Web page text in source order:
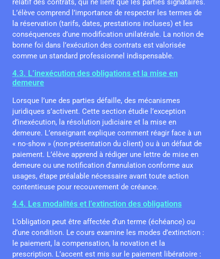
relatif des contrats, qui ne lient que les parties signataires.
L’élève comprend l’importance de respecter les termes de
la réservation (tarifs, dates, prestations incluses) et les
conséquences d’une modification unilatérale. La notion de
bonne foi dans l’exécution des contrats est valorisée
comme un standard professionnel indispensable.
4.3. L’inexécution des obligations et la mise en
demeure
Lorsque l’une des parties défaille, des mécanismes
juridiques s’activent. Cette section étudie l’exception
d’inexécution, la résolution judiciaire et la mise en
demeure. L’enseignant explique comment réagir face à un
« no-show » (non-présentation du client) ou à un défaut de
paiement. L’élève apprend à rédiger une lettre de mise en
demeure ou une notification d’annulation conforme aux
usages, étape préalable nécessaire avant toute action
contentieuse pour recouvrement de créance.
4.4. Les modalités et l’extinction des obligations
L’obligation peut être affectée d’un terme (échéance) ou
d’une condition. Le cours examine les modes d’extinction :
le paiement, la compensation, la novation et la
prescription. L’accent est mis sur le paiement libératoire :